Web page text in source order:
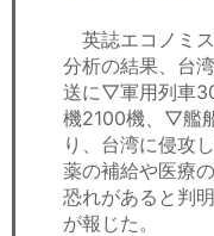
経済ニュース
労務顧問
ＩＴ
飲食店情報
英誌エコノミ
分析の結果、台
送に▽軍用列車
機2100機、▽艦
り、台湾に侵攻
薬の補給や医療
恐れがあると判
が報じた。